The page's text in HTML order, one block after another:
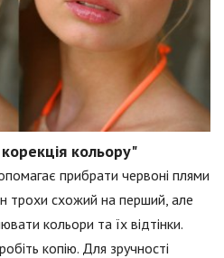
кольору"
прибрати червоні плями
трохи схожий на перший, але
кольори та їх відтінки.
копію. Для зручності